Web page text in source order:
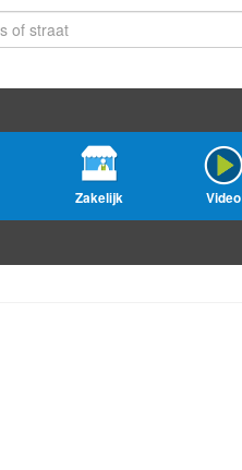
Zakelijk Video